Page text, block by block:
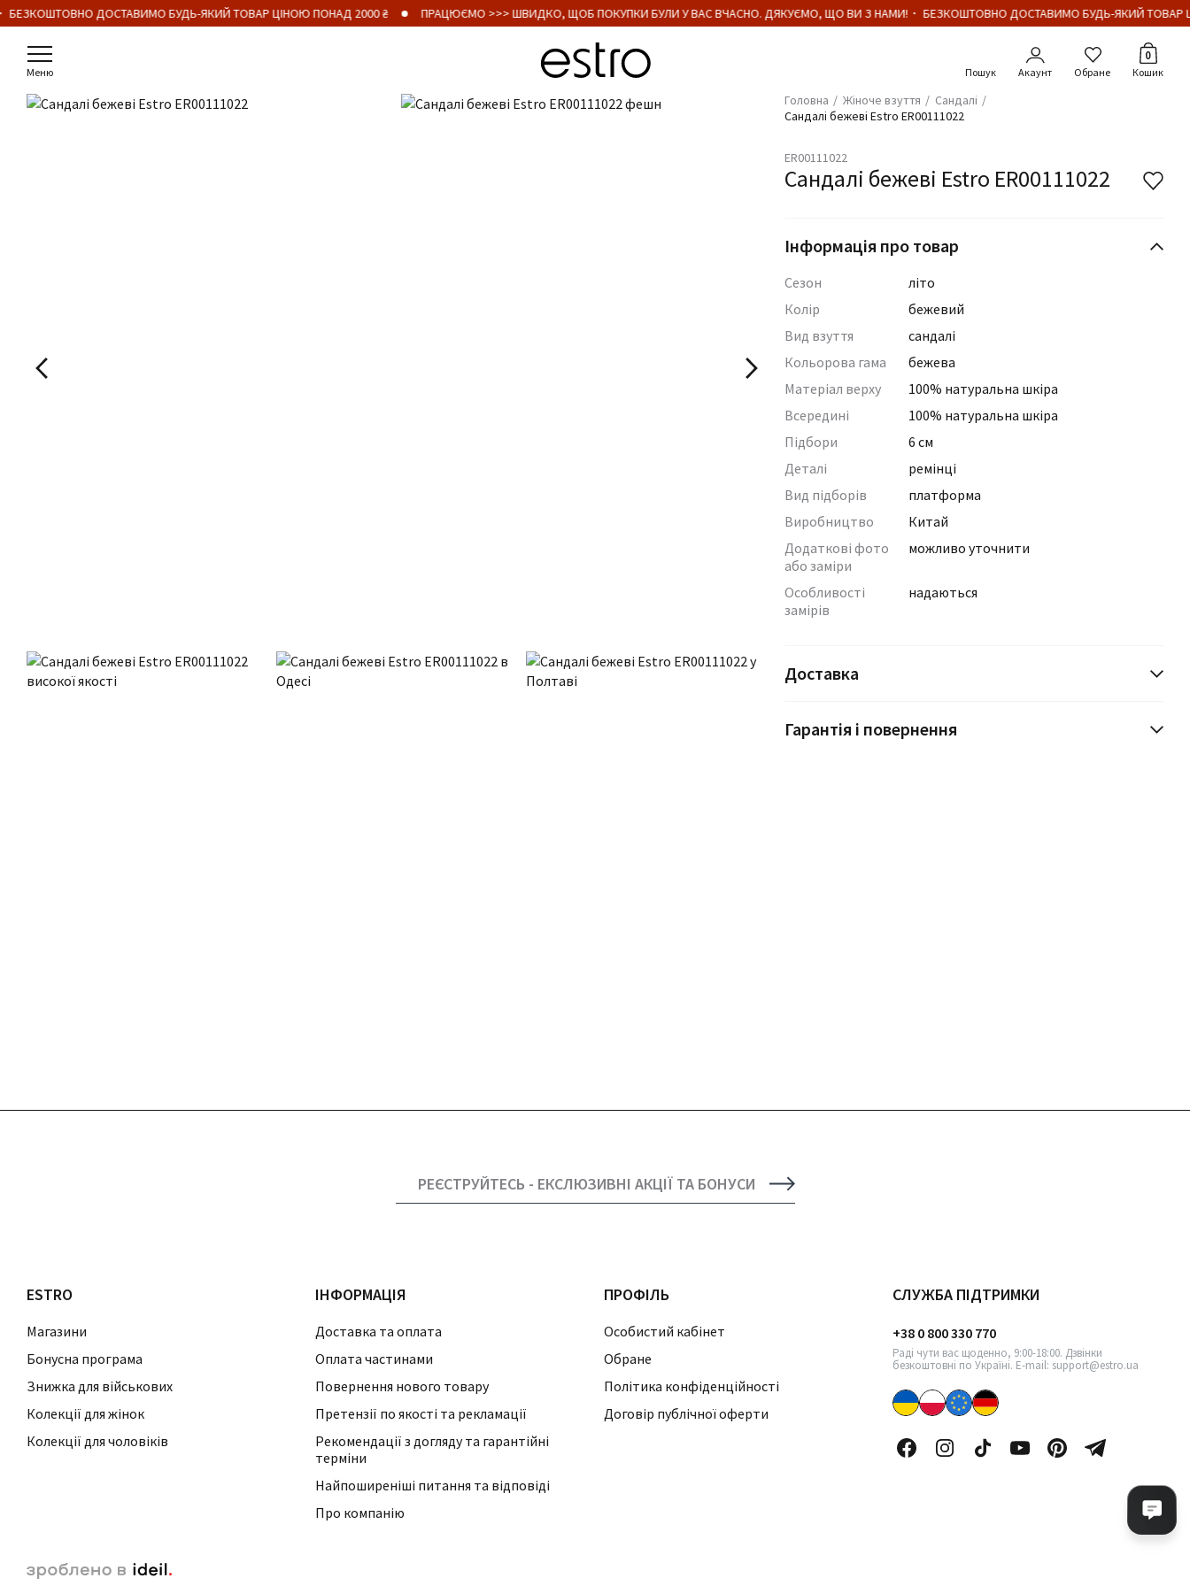
ДОСТАВИМО БУДЬ-ЯКИЙ ТОВАР ЦІНОЮ ПОНАД 2000 ₴ ПРАЦЮЄМО >>> ШВИДКО, ЩОБ ПОКУПКИ БУЛИ У ВАС ВЧАСНО. ДЯКУЄМО, ЩО ВИ З НАМИ!・ БЕЗКОШТОВНО ДОСТАВИМО БУДЬ-ЯКИЙ ТОВАР
Меню Акаунт Обране
0
Кошик
Головна Жіноче взуття
Сандалі
Сандалі бежеві Estro ER00111022
ER00111022
Сандалі бежеві Estro ER00111022
Інформація про товар
Сезон
літо
Колір
бежевий
Вид взуття
сандалі
Кольорова гама
бежева
Матеріал верху
100% натуральна шкіра
Всередині
100% натуральна шкіра
Підбори
6 см
Деталі
ремінці
Вид підборів
платформа
Виробництво
Китай
Додаткові фото
або заміри
можливо уточнити
Особливості
замірів
надаються
Доставка
Гарантія і повернення
РЕЄСТРУЙТЕСЬ - ЕКСЛЮЗИВНІ АКЦІЇ ТА БОНУСИ
ESTRO
Магазини
Бонусна програма
Знижка для військових
Колекції для жінок
Колекції для чоловіків
ІНФОРМАЦІЯ
Доставка та оплата
Оплата частинами
Повернення нового товару
Претензії по якості та рекламації
Рекомендації з догляду та гарантійні
терміни
Найпоширеніші питання та відповіді
Про компанію
ПРОФІЛЬ
Особистий кабінет
Обране
Політика конфіденційності
Договір публічної оферти
СЛУЖБА ПІДТРИМКИ
+38 0 800 330 770
Раді чути вас щоденно, 9:00-18:00. Дзвінки
безкоштовні по Україні. E-mail: support@estro.ua